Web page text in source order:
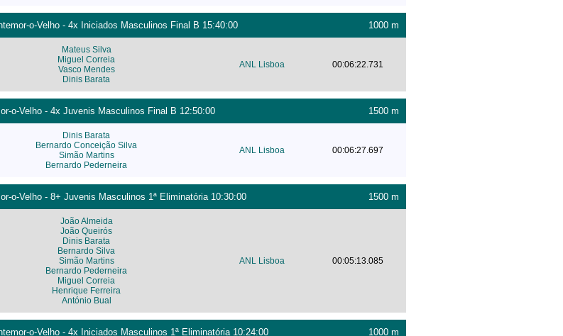
o-Velho - 4x Iniciados Masculinos Final B 15:40:00 1000 m
Mateus Silva
Miguel Correia
Vasco Mendes
Dinis Barata
ANL Lisboa 00:06:22.731
o-Velho - 4x Juvenis Masculinos Final B 12:50:00 1500 m
Dinis Barata
Bernardo Conceição Silva
Simão Martins
Bernardo Pederneira
ANL Lisboa 00:06:27.697
o-Velho - 8+ Juvenis Masculinos 1ª Eliminatória 10:30:00 1500 m
João Almeida
João Queirós
Dinis Barata
Bernardo Silva
Simão Martins
Bernardo Pederneira
Miguel Correia
Henrique Ferreira
António Bual
ANL Lisboa 00:05:13.085
o-Velho - 4x Iniciados Masculinos 1ª Eliminatória 10:24:00 1000 m